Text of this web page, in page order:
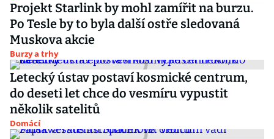
Projekt Starlink by mohl zamířit na burzu.
Po Tesle by to byla další ostře sledovaná
Muskova akcie
Burzy a trhy
Letecký ústav postaví kosmické centrum,
do deseti let chce do vesmíru vypustit
několik satelitů
Domácí